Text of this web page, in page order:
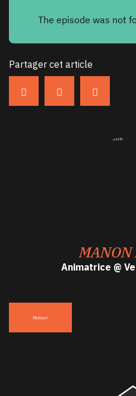
Partager cet article
MANON
Animatrice @
Retour